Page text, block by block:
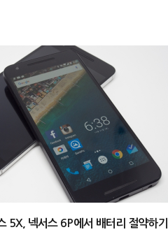
5X, 넥서스 6P에서 배터리 절약하기